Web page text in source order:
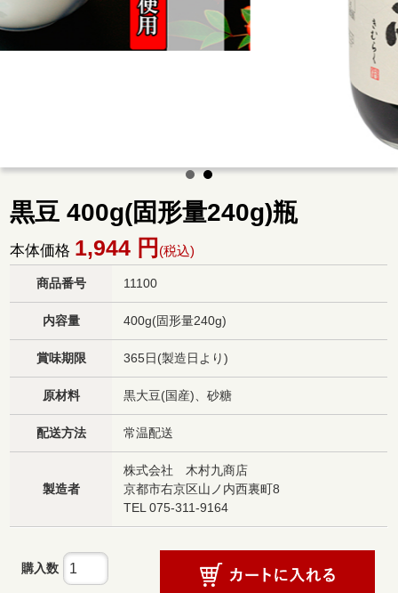
黒豆 400g(固形量240g)瓶
本体価格 1,944 円 (税込)
商品番号 11100
内容量 400g(固形量240g)
賞味期限 365日(製造日より)
原材料 黒大豆(国産)、砂糖
配送方法 常温配送
製造者
株式会社 木村九商店
京都市右京区山ノ内西裏町8
TEL 075-311-9164
購入数